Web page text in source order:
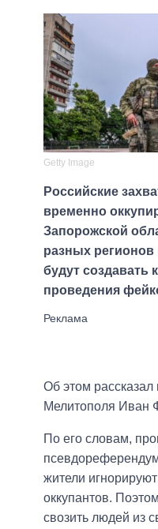
Getty Image
Российские
временно
Запорожской
разных
будут создавать
проведения
Об этом рассказал
Мелитополя Иван
По его словам,
жители
оккупантов.
свозить людей из